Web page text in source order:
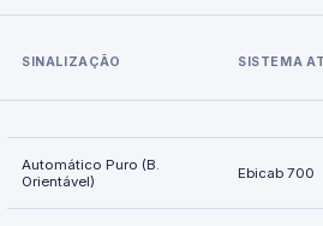
SINALIZAÇÃO SISTEMA
Automático Puro (B.
Orientável)
Ebicab 700